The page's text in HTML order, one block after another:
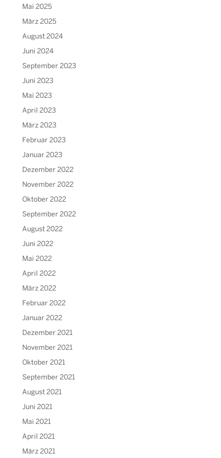
Mai 2025
März 2025
August 2024
Juni 2024
September 2023
Juni 2023
Mai 2023
April 2023
März 2023
Februar 2023
Januar 2023
Dezember 2022
November 2022
Oktober 2022
September 2022
August 2022
Juni 2022
Mai 2022
April 2022
März 2022
Februar 2022
Januar 2022
Dezember 2021
November 2021
Oktober 2021
September 2021
August 2021
Juni 2021
Mai 2021
April 2021
März 2021